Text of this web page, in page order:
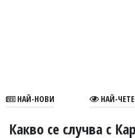
В
НАЙ-НОВИ НАЙ-
Какво се случва с